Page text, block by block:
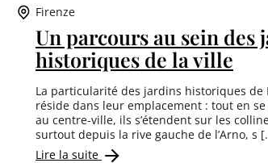
Firenze
Un parcours au sein des
historiques de la ville
La particularité des jardins historiques de
réside dans leur emplacement : tout en
au centre-ville, ils s’étendent sur les
surtout depuis la rive gauche de l’Arno, s
Lire la suite